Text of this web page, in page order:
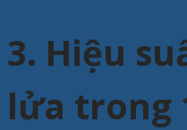
3. Hiệu
lửa trong